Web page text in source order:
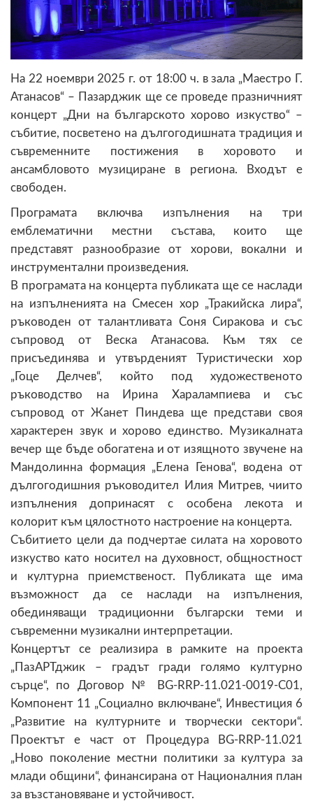
На 22 ноември 2025 г. от 18:00 ч. в зала „Маестро Г.
Атанасов“ – Пазарджик ще се проведе празничният
концерт „Дни на българското хорово изкуство“ –
събитие, посветено на дългогодишната традиция и
съвременните постижения в хоровото и
ансамбловото музициране в региона. Входът е
свободен.
Програмата включва изпълнения на три
емблематични местни състава, които ще
представят разнообразие от хорови, вокални и
инструментални произведения.
В програмата на концерта публиката ще се наслади
на изпълненията на Смесен хор „Тракийска лира“,
ръководен от талантливата Соня Сиракова и със
съпровод от Веска Атанасова. Към тях се
присъединява и утвърденият Туристически хор
„Гоце Делчев“, който под художественото
ръководство на Ирина Харалампиева и със
съпровод от Жанет Пиндева ще представи своя
характерен звук и хорово единство. Музикалната
вечер ще бъде обогатена и от изящното звучене на
Мандолинна формация „Елена Генова“, водена от
дългогодишния ръководител Илия Митрев, чиито
изпълнения допринасят с особена лекота и
колорит към цялостното настроение на концерта.
Събитието цели да подчертае силата на хоровото
изкуство като носител на духовност, общностност
и културна приемственост. Публиката ще има
възможност да се наслади на изпълнения,
обединяващи традиционни български теми и
съвременни музикални интерпретации.
Концертът се реализира в рамките на проекта
„ПазАРТджик – градът гради голямо културно
сърце“, по Договор № BG-RRP-11.021-0019-C01,
Компонент 11 „Социално включване“, Инвестиция 6
„Развитие на културните и творчески сектори“.
Проектът е част от Процедура BG-RRP-11.021
„Ново поколение местни политики за култура за
млади общини“, финансирана от Националния план
за възстановяване и устойчивост.